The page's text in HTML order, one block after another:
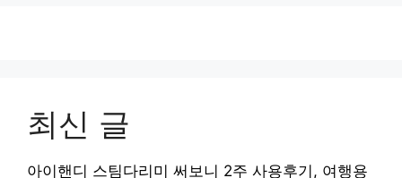
최신 글
아이핸디 스팀다리미 써보니 2주 사용후기, 여행용